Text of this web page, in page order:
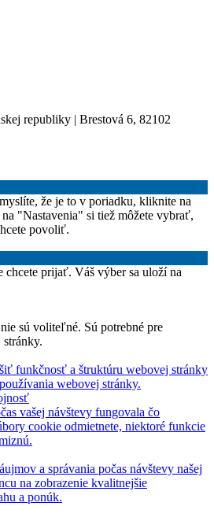
republiky | Brestová 6, 82102
že je to v poriadku, kliknite na
"Nastavenia" si tiež môžete vybrať,
povoliť.
chcete prijať. Váš výber sa uloží na
sú voliteľné. Sú potrebné pre
funkčnosť a štruktúru webovej stránky
webovej stránky.
vašej návštevy fungovala čo
cookie odmietnete, niektoré funkcie
a správania počas návštevy našej
na zobrazenie kvalitnejšie
a ponúk.